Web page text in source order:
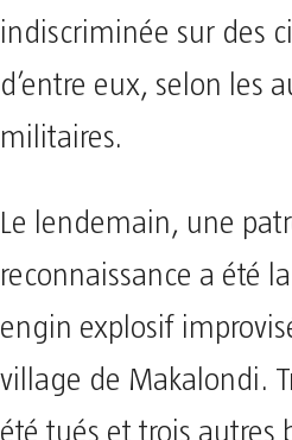
indiscriminée sur des
d’entre eux, selon les
militaires.
Le lendemain, une
reconnaissance a été
engin explosif
village de Makalondi.